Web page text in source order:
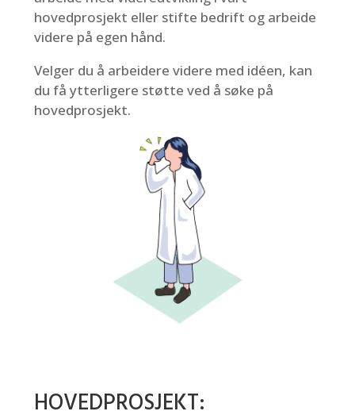
hovedprosjekt eller stifte bedrift og arbeide
videre på egen hånd.
Velger du å arbeidere videre med idéen, kan
du få ytterligere støtte ved å søke på
hovedprosjekt.
HOVEDPROSJEKT: